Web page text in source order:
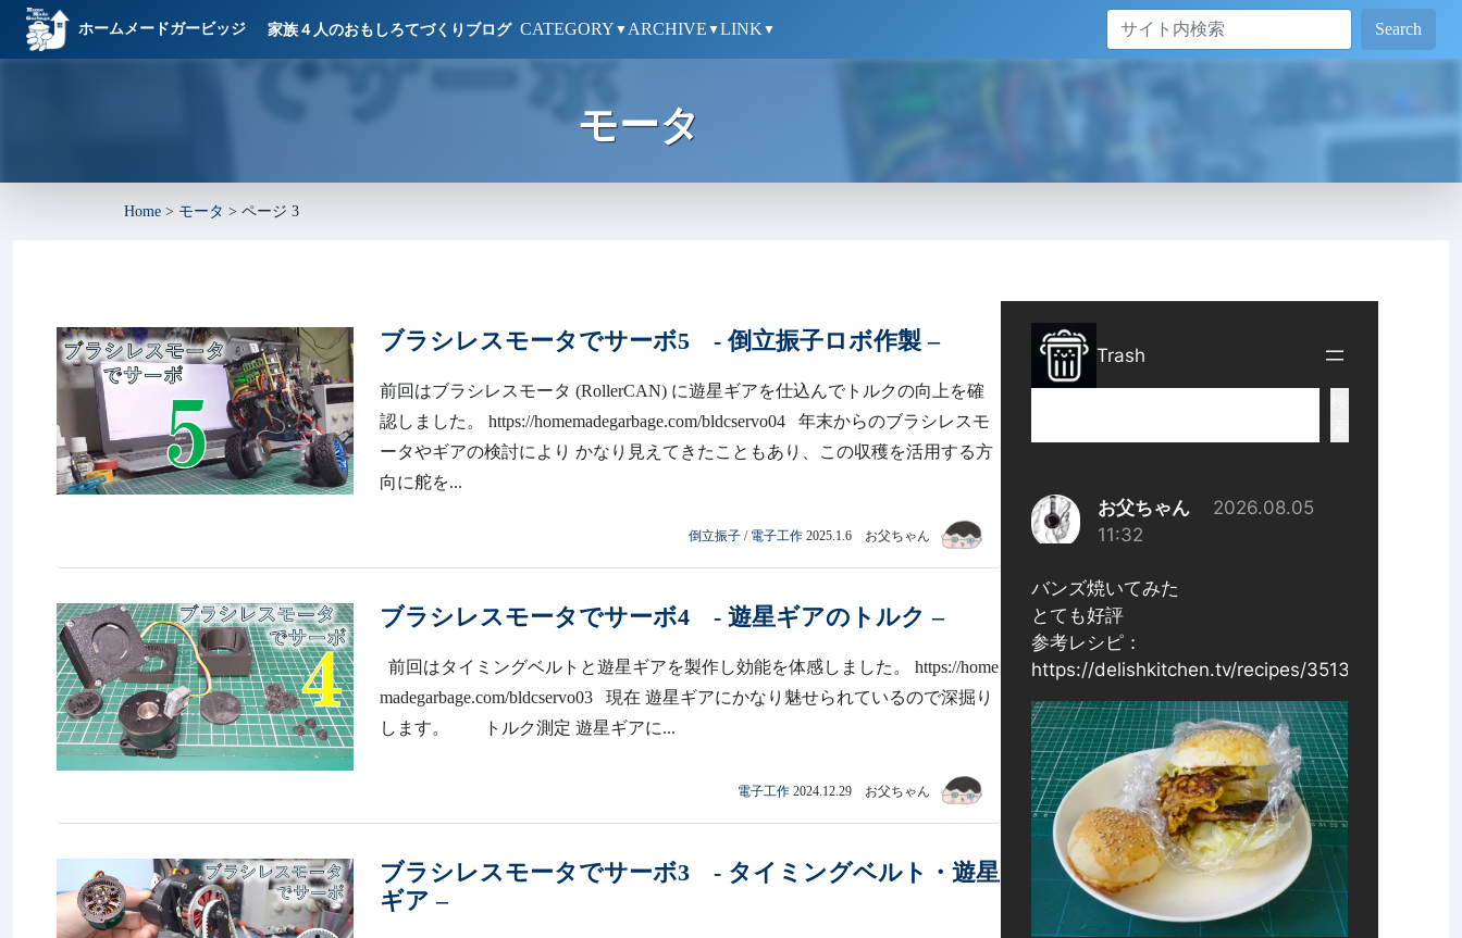
ホームメードガービッジ 家族４人のおもしろてづくりブログ CATEGORY ▼ ARCHIVE ▼LINK ▼ Search
モータ
Home > モータ > ページ 3
ブラシレスモータでサーボ5 - 倒立振子ロボ作製 –
前回はブラシレスモータ (RollerCAN) に遊星ギアを仕込んでトルクの向上を確
認しました。 https://homemadegarbage.com/bldcservo04 年末からのブラシレスモ
ータやギアの検討により かなり見えてきたこともあり、この収穫を活用する方
向に舵を...
倒立振子 / 電子工作 2025.1.6 お父ちゃん
ブラシレスモータでサーボ4 - 遊星ギアのトルク –
前回はタイミングベルトと遊星ギアを製作し効能を体感しました。 https://home
madegarbage.com/bldcservo03 現在 遊星ギアにかなり魅せられているので深掘り
します。 トルク測定 遊星ギアに...
電子工作 2024.12.29 お父ちゃん
ブラシレスモータでサーボ3 - タイミングベルト・遊星
ギア –